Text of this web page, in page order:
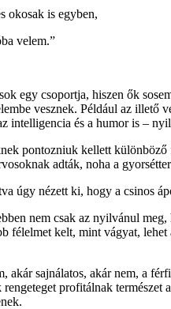
okosak is egyben,
velem.”
egy csoportja, hiszen ők
vesznek. Például az illető
intelligencia és a humor is –
pontozniuk kellett
adták, noha a
úgy nézett ki, hogy a csinos
nem csak az nyilvánul
félelmet kelt, mint vágyat,
akár sajnálatos, akár nem, a
rengeteget profitálnak